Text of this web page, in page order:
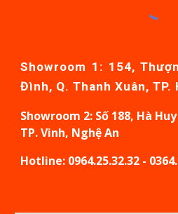
Showroom 1: 154,
Đình, Q. Thanh Xuân, TP.
Showroom 2: Số 188, Hà
TP. Vinh, Nghệ An
Hotline: 0964.25.32.32 -